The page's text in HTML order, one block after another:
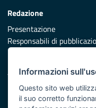
Redazione
Presentazione
Responsabili di
Vai al sito di Protezione
Iniziativa finanziata con
Informazioni
Questo sito web
il suo corretto